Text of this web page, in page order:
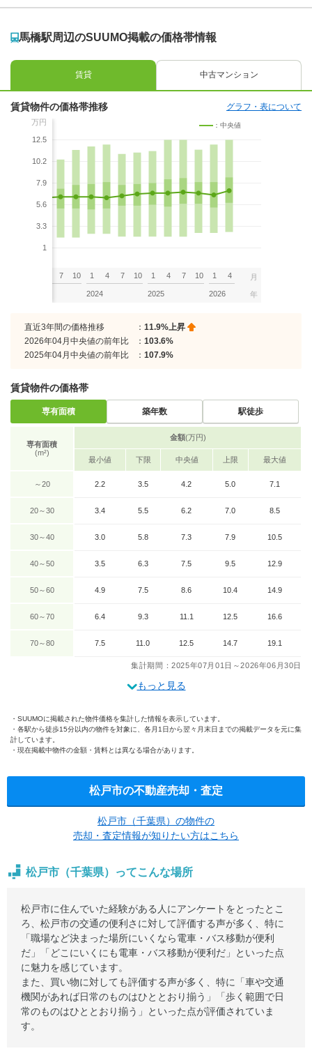
馬橋駅周辺のSUUMO掲載の価格帯情報
賃貸 中古マンション
賃貸物件の価格帯推移 グラフ・表について
万円
12.5
10.2
7.9
5.6
3.3
1
：中央値
7 10 1 4 7 10
2024
1 4 7 10
2025
1 4
2026
月
年
直近3年間の価格推移 ： 11.9%上昇
2026年04月中央値の前年比
： 103.6%
2025年04月中央値の前年比
： 107.9%
賃貸物件の価格帯
専有面積 築年数 駅徒歩
専有面積
(m²)
金額(万円)
最小値 下限 中央値 上限 最大値
～20 2.2 3.5 4.2 5.0 7.1
20～30 3.4 5.5 6.2 7.0 8.5
30～40 3.0 5.8 7.3 7.9 10.5
40～50 3.5 6.3 7.5 9.5 12.9
50～60 4.9 7.5 8.6 10.4 14.9
60～70 6.4 9.3 11.1 12.5 16.6
70～80 7.5 11.0 12.5 14.7 19.1
集計期間：2025年07月01日～2026年06月30日
もっと見る
SUUMOに掲載された物件価格を集計した情報を表示しています。
各駅から徒歩15分以内の物件を対象に、各月1日から翌々月末日までの掲載データを元に集
計しています。
現在掲載中物件の金額・賃料とは異なる場合があります。
松戸市の不動産売却・査定
松戸市（千葉県）の物件の
売却・査定情報が知りたい方はこちら
松戸市（千葉県）ってこんな場所
松戸市に住んでいた経験がある人にアンケートをとったとこ
ろ、松戸市の交通の便利さに対して評価する声が多く、特に
「職場など決まった場所にいくなら電車・バス移動が便利
だ」「どこにいくにも電車・バス移動が便利だ」といった点
に魅力を感じています。
また、買い物に対しても評価する声が多く、特に「車や交通
機関があれば日常のものはひととおり揃う」「歩く範囲で日
常のものはひととおり揃う」といった点が評価されていま
す。